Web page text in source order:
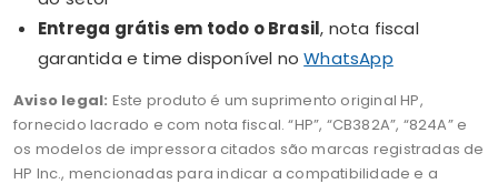
Entrega grátis em todo o Brasil, nota fiscal
garantida e time disponível noWhatsApp
Aviso legal: Este produto é um suprimento original HP,
fornecido lacrado e com nota fiscal. “HP”, “CB382A”, “824A” e
os modelos de impressora citados são marcas registradas de
HP Inc., mencionadas para indicar a compatibilidade e a